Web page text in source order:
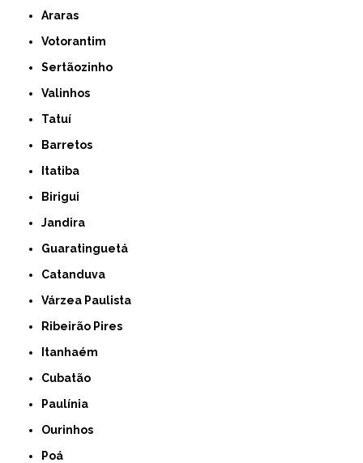
Araras
Votorantim
Sertãozinho
Valinhos
Tatuí
Barretos
Itatiba
Birigui
Jandira
Guaratinguetá
Catanduva
Várzea Paulista
Ribeirão Pires
Itanhaém
Cubatão
Paulínia
Ourinhos
Poá